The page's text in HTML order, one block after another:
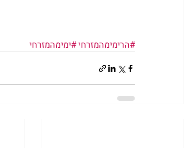
#הרימימהמזרחי#ימימהמזרחי